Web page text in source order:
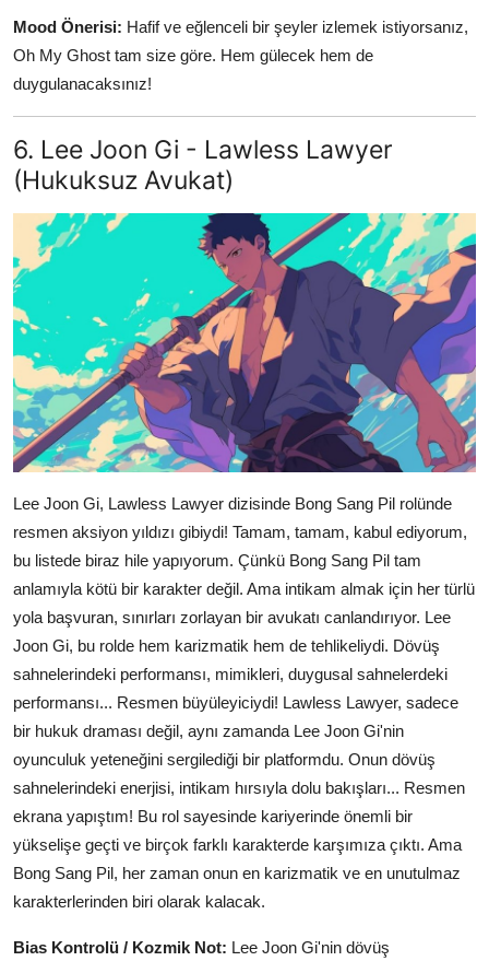
Mood Önerisi: Hafif ve eğlenceli bir şeyler izlemek istiyorsanız,
Oh My Ghost tam size göre. Hem gülecek hem de
duygulanacaksınız!
6. Lee Joon Gi - Lawless Lawyer
(Hukuksuz Avukat)
Lee Joon Gi, Lawless Lawyer dizisinde Bong Sang Pil rolünde
resmen aksiyon yıldızı gibiydi! Tamam, tamam, kabul ediyorum,
bu listede biraz hile yapıyorum. Çünkü Bong Sang Pil tam
anlamıyla kötü bir karakter değil. Ama intikam almak için her türlü
yola başvuran, sınırları zorlayan bir avukatı canlandırıyor. Lee
Joon Gi, bu rolde hem karizmatik hem de tehlikeliydi. Dövüş
sahnelerindeki performansı, mimikleri, duygusal sahnelerdeki
performansı... Resmen büyüleyiciydi! Lawless Lawyer, sadece
bir hukuk draması değil, aynı zamanda Lee Joon Gi'nin
oyunculuk yeteneğini sergilediği bir platformdu. Onun dövüş
sahnelerindeki enerjisi, intikam hırsıyla dolu bakışları... Resmen
ekrana yapıştım! Bu rol sayesinde kariyerinde önemli bir
yükselişe geçti ve birçok farklı karakterde karşımıza çıktı. Ama
Bong Sang Pil, her zaman onun en karizmatik ve en unutulmaz
karakterlerinden biri olarak kalacak.
Bias Kontrolü / Kozmik Not: Lee Joon Gi'nin dövüş